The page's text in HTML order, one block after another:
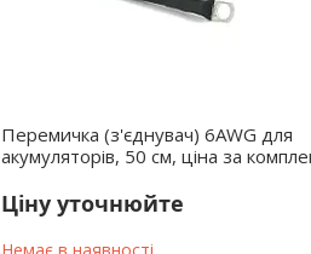
Перемичка (з'єднувач) 6AWG для
акумуляторів, 50 см, ціна за
Ціну уточнюйте